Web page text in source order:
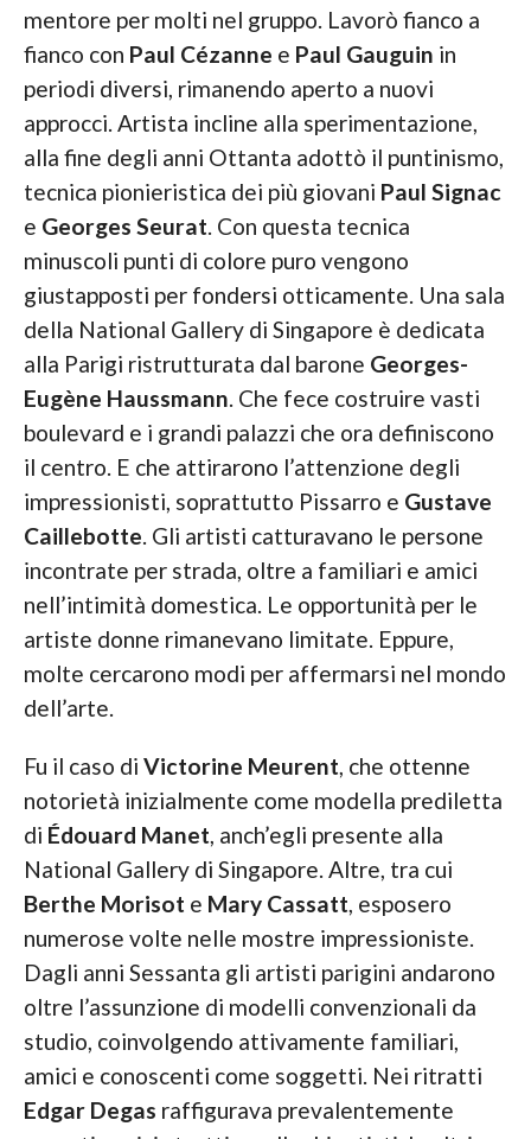
mentore per molti nel gruppo. Lavorò fianco a
fianco con Paul Cézanne e Paul Gauguin in
periodi diversi, rimanendo aperto a nuovi
approcci. Artista incline alla sperimentazione,
alla fine degli anni Ottanta adottò il puntinismo,
tecnica pionieristica dei più giovani Paul Signac
e Georges Seurat. Con questa tecnica
minuscoli punti di colore puro vengono
giustapposti per fondersi otticamente. Una sala
della National Gallery di Singapore è dedicata
alla Parigi ristrutturata dal barone Georges-
Eugène Haussmann. Che fece costruire vasti
boulevard e i grandi palazzi che ora definiscono
il centro. E che attirarono l’attenzione degli
impressionisti, soprattutto Pissarro e Gustave
Caillebotte. Gli artisti catturavano le persone
incontrate per strada, oltre a familiari e amici
nell’intimità domestica. Le opportunità per le
artiste donne rimanevano limitate. Eppure,
molte cercarono modi per affermarsi nel mondo
dell’arte.
Fu il caso di Victorine Meurent, che ottenne
notorietà inizialmente come modella prediletta
di Édouard Manet, anch’egli presente alla
National Gallery di Singapore. Altre, tra cui
Berthe Morisot e Mary Cassatt, esposero
numerose volte nelle mostre impressioniste.
Dagli anni Sessanta gli artisti parigini andarono
oltre l’assunzione di modelli convenzionali da
studio, coinvolgendo attivamente familiari,
amici e conoscenti come soggetti. Nei ritratti
Edgar Degas raffigurava prevalentemente